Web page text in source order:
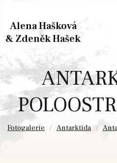
Alena Hašková
& Zdeněk Hašek
Fotogalerie Antarktida